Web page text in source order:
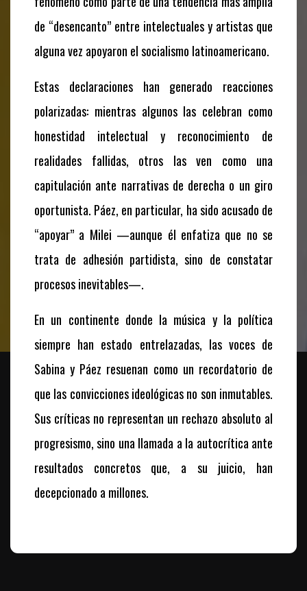
de “desencanto” entre intelectuales y artistas que
alguna vez apoyaron el socialismo latinoamericano.
Estas declaraciones han generado reacciones
polarizadas: mientras algunos las celebran como
honestidad intelectual y reconocimiento de
realidades fallidas, otros las ven como una
capitulación ante narrativas de derecha o un giro
oportunista. Páez, en particular, ha sido acusado de
“apoyar” a Milei —aunque él enfatiza que no se
trata de adhesión partidista, sino de constatar
procesos inevitables—.
En un continente donde la música y la política
siempre han estado entrelazadas, las voces de
Sabina y Páez resuenan como un recordatorio de
que las convicciones ideológicas no son inmutables.
Sus críticas no representan un rechazo absoluto al
progresismo, sino una llamada a la autocrítica ante
resultados concretos que, a su juicio, han
decepcionado a millones.